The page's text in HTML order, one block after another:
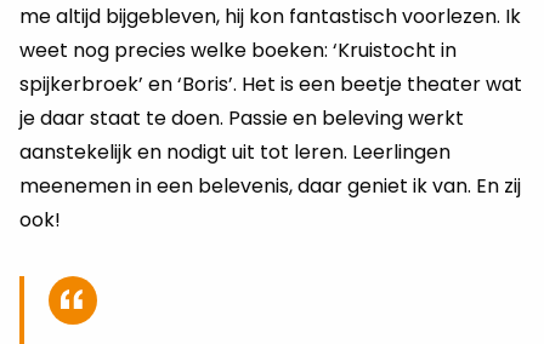
me altijd bijgebleven, hij kon fantastisch voorlezen. Ik
weet nog precies welke boeken: ‘Kruistocht in
spijkerbroek’ en ‘Boris’. Het is een beetje theater wat
je daar staat te doen. Passie en beleving werkt
aanstekelijk en nodigt uit tot leren. Leerlingen
meenemen in een belevenis, daar geniet ik van. En zij
ook!